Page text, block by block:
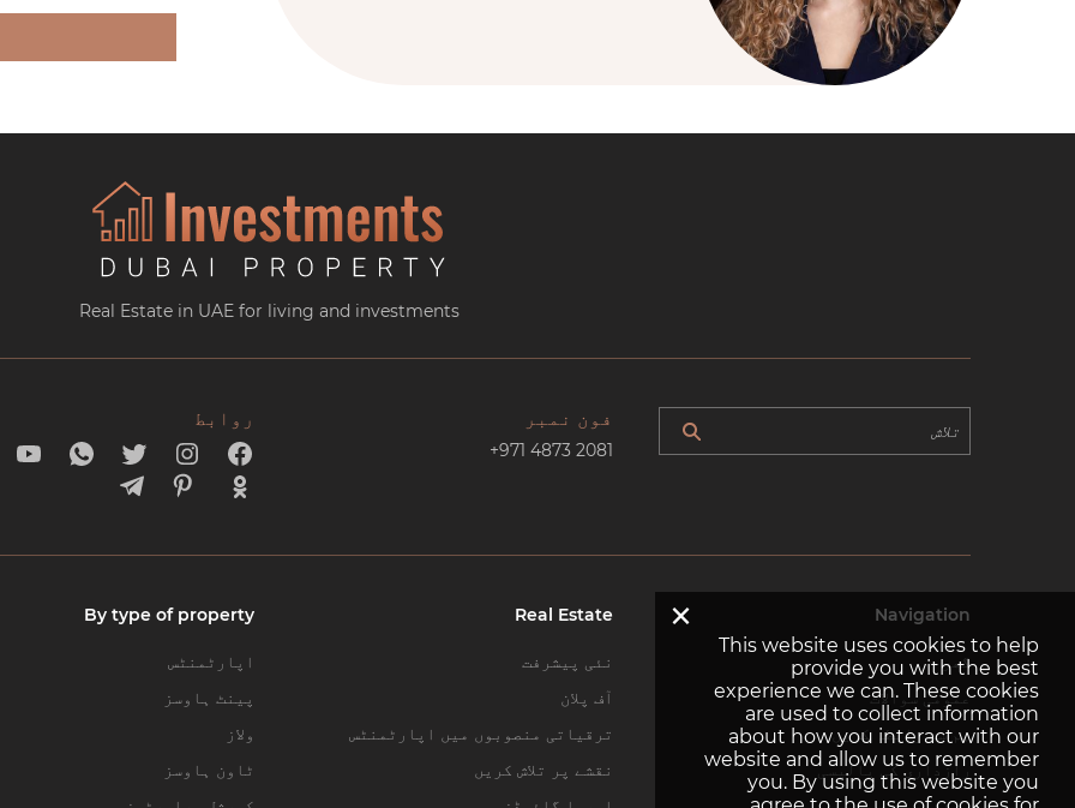
Real Estate in UAE for living and investments
فون نمبر
+971 4873 2081
روابط
Navigation
گھر
عمومی سوالات
ہم سے رابطہ کریں
رازداری کی پالیسی
Real Estate
نئی پیشرفت
آف پلان
ترقیاتی منصوبوں میں اپارٹمنٹس
نقشے پر تلاش کریں
By type of property
اپارٹمنٹس
پینٹ ہاوسز
ولاز
ٹاون ہاوسز
×
This website uses cookies to help
provide you with the best
experience we can. These cookies
are used to collect information
about how you interact with our
website and allow us to remember
you. By using this website you